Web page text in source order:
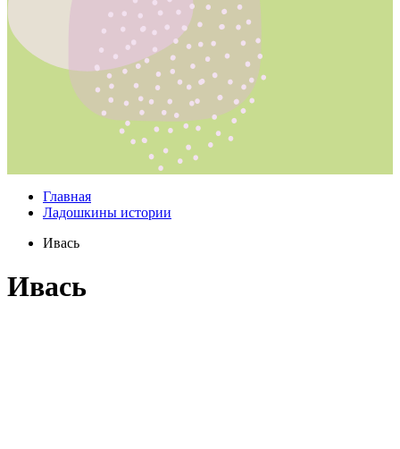
Главная
Ладошкины истории
Ивась
Ивась